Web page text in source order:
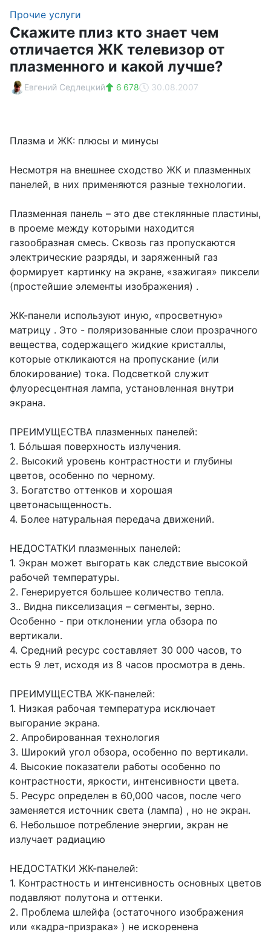
Прочие услуги
Скажите плиз кто знает чем
отличается ЖК телевизор от
плазменного и какой лучше?
Евгений Седлецкий 6 678 30.08.2007
Плазма и ЖК: плюсы и минусы
Несмотря на внешнее сходство ЖК и плазменных
панелей, в них применяются разные технологии.
Плазменная панель – это две стеклянные пластины,
в проеме между которыми находится
газообразная смесь. Сквозь газ пропускаются
электрические разряды, и заряженный газ
формирует картинку на экране, «зажигая» пиксели
(простейшие элементы изображения) .
ЖК-панели используют иную, «просветную»
матрицу . Это - поляризованные слои прозрачного
вещества, содержащего жидкие кристаллы,
которые откликаются на пропускание (или
блокирование) тока. Подсветкой служит
флуоресцентная лампа, установленная внутри
экрана.
ПРЕИМУЩЕСТВА плазменных панелей:
1. Бóльшая поверхность излучения.
2. Высокий уровень контрастности и глубины
цветов, особенно по черному.
3. Богатство оттенков и хорошая
цветонасыщенность.
4. Более натуральная передача движений.
НЕДОСТАТКИ плазменных панелей:
1. Экран может выгорать как следствие высокой
рабочей температуры.
2. Генерируется большее количество тепла.
3.. Видна пикселизация – сегменты, зерно.
Особенно - при отклонении угла обзора по
вертикали.
4. Средний ресурс составляет 30 000 часов, то
есть 9 лет, исходя из 8 часов просмотра в день.
ПРЕИМУЩЕСТВА ЖК-панелей:
1. Низкая рабочая температура исключает
выгорание экрана.
2. Апробированная технология
3. Широкий угол обзора, особенно по вертикали.
4. Высокие показатели работы особенно по
контрастности, яркости, интенсивности цвета.
5. Ресурс определен в 60,000 часов, после чего
заменяется источник света (лампа) , но не экран.
6. Небольшое потребление энергии, экран не
излучает радиацию
НЕДОСТАТКИ ЖК-панелей:
1. Контрастность и интенсивность основных цветов
подавляют полутона и оттенки.
2. Проблема шлейфа (остаточного изображения
или «кадра-призрака» ) не искоренена